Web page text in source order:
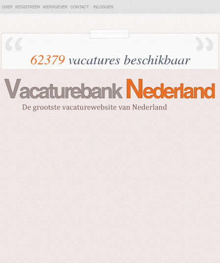
OVER REGISTREER WERKGEVER CONTACT INLOGGEN
62379vacatures beschikbaar